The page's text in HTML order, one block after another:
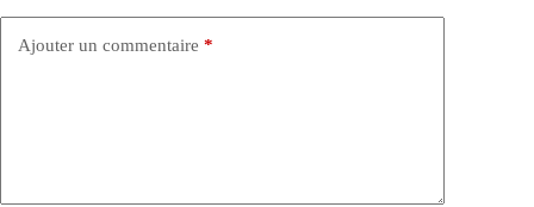
Ajouter un commentaire *